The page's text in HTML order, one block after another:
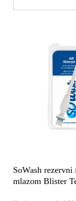
SoWash
mlazom Blister